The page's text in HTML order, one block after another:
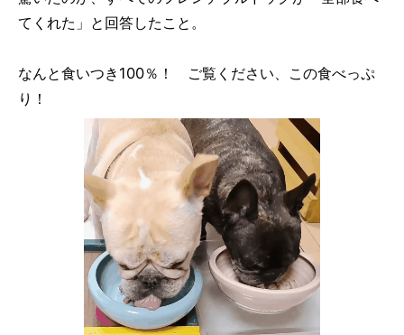
てくれた」と回答したこと。
なんと食いつき100％！ ご覧ください、この食べっぷ
り！